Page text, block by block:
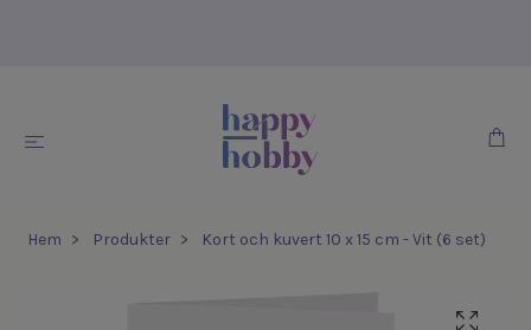
Hem Produkter Kort och kuvert 10 x 15 cm - Vit (6 set)